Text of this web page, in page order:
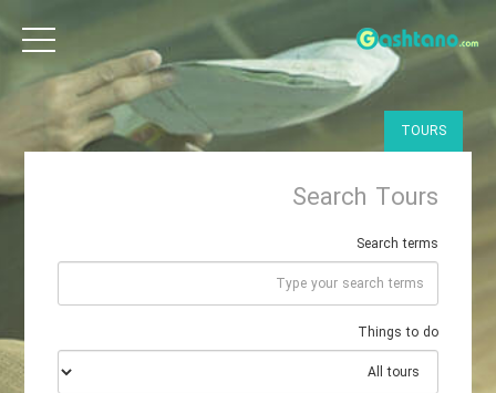
TOURS
Search Tours
Search terms
Things to do